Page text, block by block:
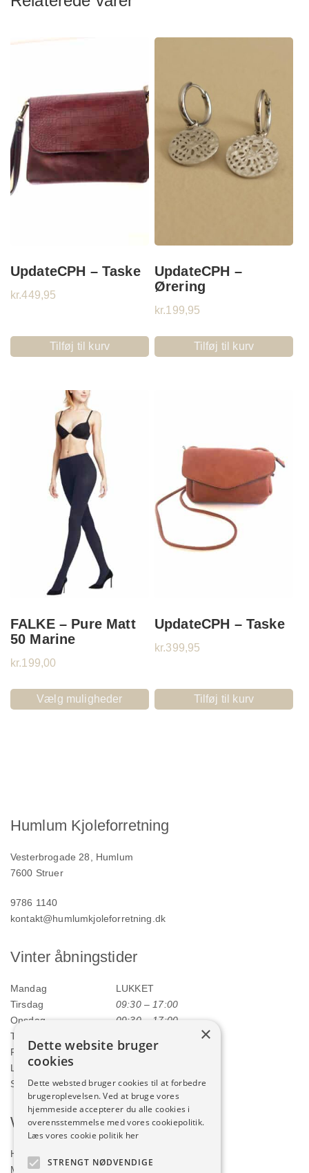
UpdateCPH – Taske
kr.449,95
Tilføj til kurv
UpdateCPH –
Ørering
kr.199,95
Tilføj til kurv
FALKE – Pure Matt
50 Marine
kr.199,00
Vælg muligheder
UpdateCPH – Taske
kr.399,95
Tilføj til kurv
Humlum Kjoleforretning
Vesterbrogade 28, Humlum
7600 Struer
9786 1140
kontakt@humlumkjoleforretning.dk
Vinter åbningstider
Mandag
LUKKET
Tirsdag
09:30 – 17:00
Onsdag
09:30 – 17:00
Torsdag
Fredag
09:30 – 17:00
Lørdag
Søndag
LUKKET
Webshop
Handelsbetingelser
Min konto
×
Dette website bruger
cookies
Dette websted bruger cookies til at forbedre
brugeroplevelsen. Ved at bruge vores
hjemmeside accepterer du alle cookies i
overensstemmelse med vores cookiepolitik.
Læs vores cookie politik her
STRENGT NØDVENDIGE